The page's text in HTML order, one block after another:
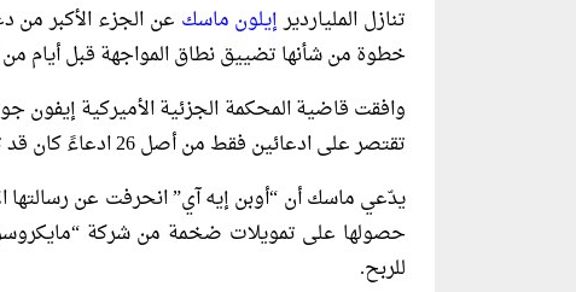
تنازل المليارديرإيلون ماسك عن الجزء الأكبر من
خطوة من شأنها تضييق نطاق المواجهة قبل أيام من
وافقت قاضية المحكمة الجزئية الأميركية
تقتصر على ادعائين فقط من أصل 26 ادعاءً كان قد تقدم بها في نوفمبر 2024.
يدّعي ماسك أن “أوبن إيه آي” انحرفت عن
حصولها على تمويلات ضخمة من شركة
للربح.